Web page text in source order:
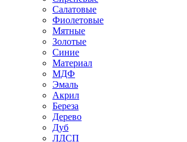
Салатовые
Фиолетовые
Мятные
Золотые
Синие
Материал
МДФ
Эмаль
Акрил
Береза
Дерево
Дуб
ЛДСП